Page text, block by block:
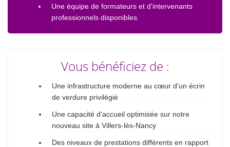
Une équipe de formateurs et d'intervenants
professionnels disponibles.
Vous bénéficiez de :
Une infrastructure moderne au cœur d'un écrin
de verdure privilégié
Une capacité d'accueil optimisée sur notre
nouveau site à Villers-lès-Nancy
Des niveaux de prestations différents en rapport